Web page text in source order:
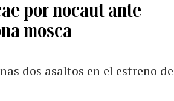
por nocaut ante
mosca
dos asaltos en el estreno de